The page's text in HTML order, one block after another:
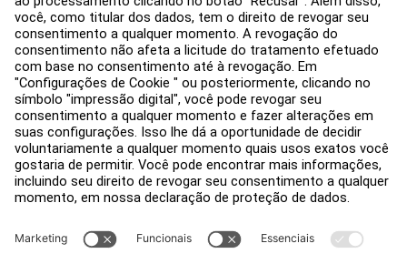
Avisos legais
Acessibilidade
Faça login no Facility Connect